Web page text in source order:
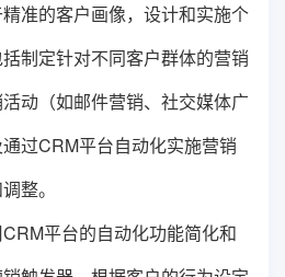
精准的客户画像，设计和实施个
制定针对不同客户群体的营销
动（如邮件营销、社交媒体广
过CRM平台自动化实施营销
整。
CRM平台的自动化功能简化和